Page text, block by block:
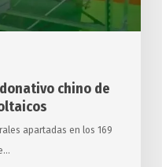
chino de
apartadas en los 169